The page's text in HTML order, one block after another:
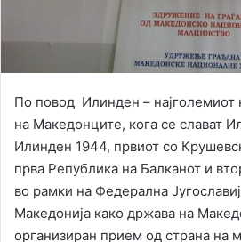
По повод Илинден – најголемиот
на Македонците, кога се слават
Илинден 1944, првиот со
прва Република на Балканот и
во рамки на Федерална
Македонија како држава на
организиран прием од страна на